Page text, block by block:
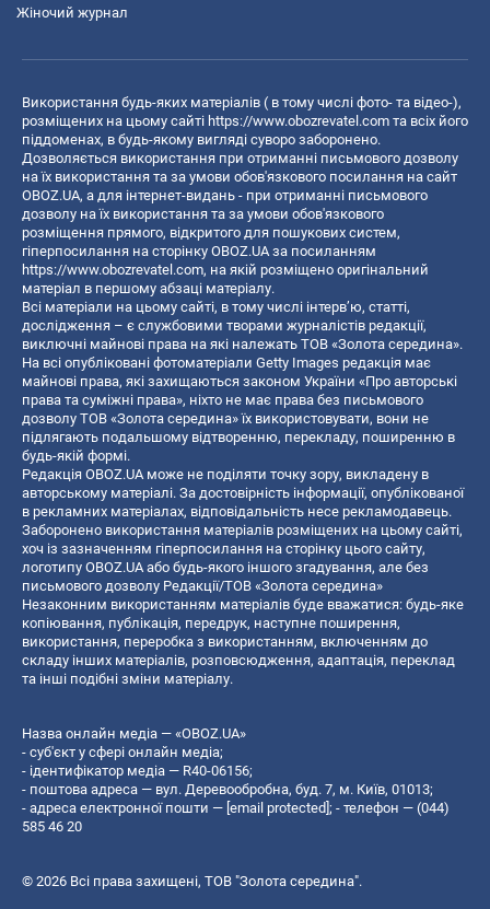
Жіночий журнал
Використання будь-яких матеріалів ( в тому числі фото- та відео-),
розміщених на цьому сайті https://www.obozrevatel.com та всіх його
піддоменах, в будь-якому вигляді суворо заборонено.
Дозволяється використання при отриманні письмового дозволу
на їх використання та за умови обов'язкового посилання на сайт
OBOZ.UA, а для інтернет-видань - при отриманні письмового
дозволу на їх використання та за умови обов'язкового
розміщення прямого, відкритого для пошукових систем,
гіперпосилання на сторінку OBOZ.UA за посиланням
https://www.obozrevatel.com, на якій розміщено оригінальний
матеріал в першому абзаці матеріалу.
Всі матеріали на цьому сайті, в тому числі інтерв’ю, статті,
дослідження – є службовими творами журналістів редакції,
виключні майнові права на які належать ТОВ «Золота середина».
На всі опубліковані фотоматеріали Getty Images редакція має
майнові права, які захищаються законом України «Про авторські
права та суміжні права», ніхто не має права без письмового
дозволу ТОВ «Золота середина» їх використовувати, вони не
підлягають подальшому відтворенню, перекладу, поширенню в
будь-якій формі.
Редакція OBOZ.UA може не поділяти точку зору, викладену в
авторському матеріалі. За достовірність інформації, опублікованої
в рекламних матеріалах, відповідальність несе рекламодавець.
Заборонено використання матеріалів розміщених на цьому сайті,
хоч із зазначенням гіперпосилання на сторінку цього сайту,
логотипу OBOZ.UA або будь-якого іншого згадування, але без
письмового дозволу Редакції/ТОВ «Золота середина»
Незаконним використанням матеріалів буде вважатися: будь-яке
копiювання, публiкацiя, передрук, наступне поширення,
використання, переробка з використанням, включенням до
складу інших матеріалів, розповсюдження, адаптація, переклад
та інші подібні зміни матеріалу.
Назва онлайн медіа — «OBOZ.UA»
- суб'єкт у сфері онлайн медіа;
- ідентифікатор медіа — R40-06156;
- поштова адреса — вул. Деревообробна, буд. 7, м. Київ, 01013;
- адреса електронної пошти — [email protected]; - телефон — (044)
585 46 20
© 2026 Всі права захищені, ТОВ "Золота середина".